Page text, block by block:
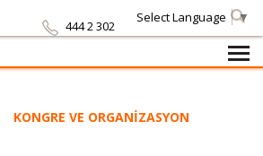
Select Language ▼
444 2 302
KONGRE VE ORGANİZASYON